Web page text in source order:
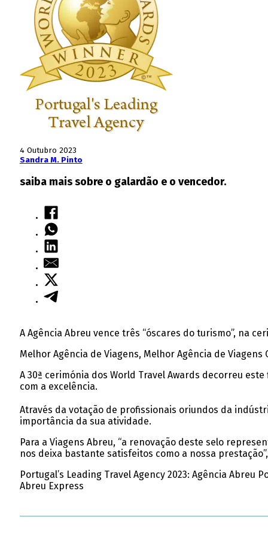
4 Outubro 2023
Sandra M. Pinto
saiba mais sobre o galardão e o vencedor.
A Agência Abreu vence três “óscares do turismo”, na
Melhor Agência de Viagens, Melhor Agência de
A 30ª cerimónia dos World Travel Awards decorreu
com a excelência.
Através da votação de profissionais oriundos da
importância da sua atividade.
Para a Viagens Abreu, “a renovação deste selo
nos deixa bastante satisfeitos como a nossa
Portugal’s Leading Travel Agency 2023: Agência Abreu
Abreu Express